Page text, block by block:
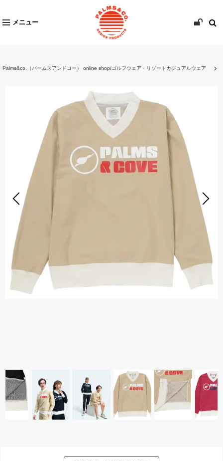
メニュー
Palms&co.（パームスアンドコー） online shop/ゴルフウェア・リゾートカジュアルウェア